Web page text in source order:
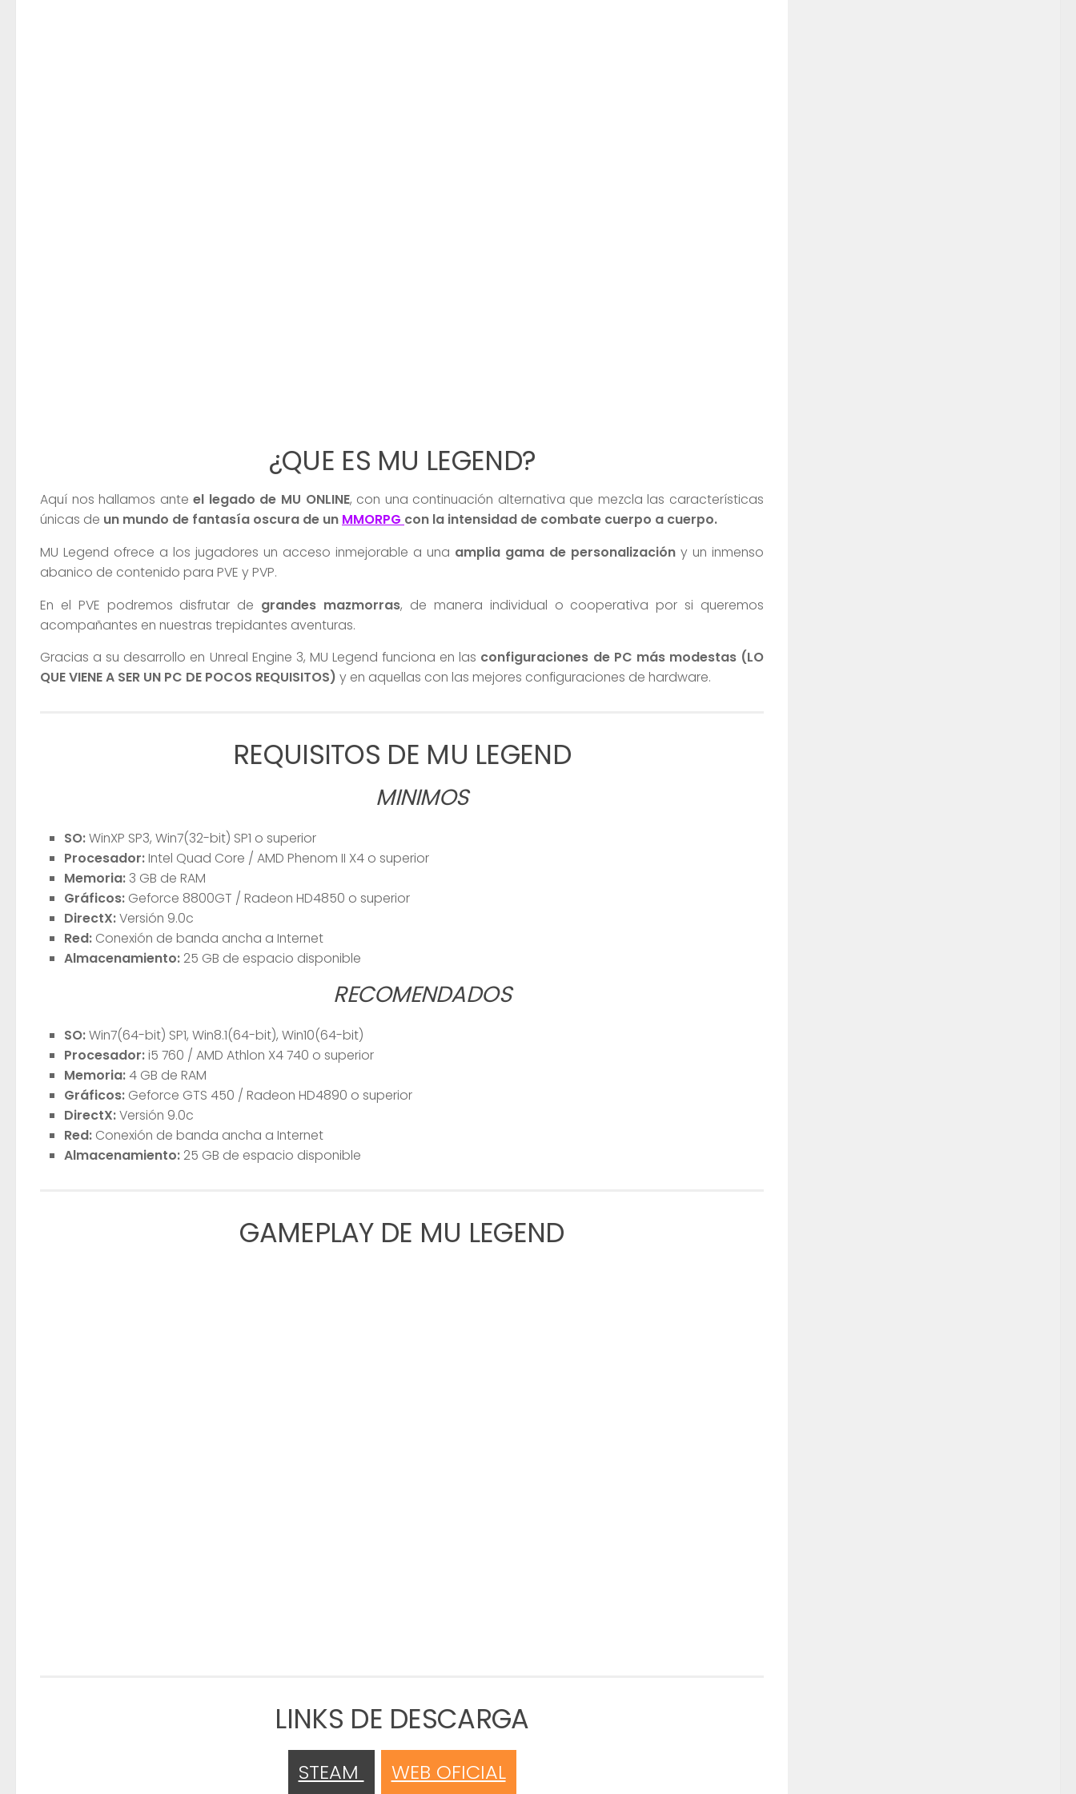
¿QUE ES MU LEGEND?
Aquí nos hallamos ante el legado de MU ONLINE, con una continuación alternativa que mezcla las características
únicas de un mundo de fantasía oscura de un MMORPG con la intensidad de combate cuerpo a cuerpo.
MU Legend ofrece a los jugadores un acceso inmejorable a una amplia gama de personalización y un inmenso
abanico de contenido para PVE y PVP.
En el PVE podremos disfrutar de grandes mazmorras, de manera individual o cooperativa por si queremos
acompañantes en nuestras trepidantes aventuras.
Gracias a su desarrollo en Unreal Engine 3, MU Legend funciona en las configuraciones de PC más modestas (LO
QUE VIENE A SER UN PC DE POCOS REQUISITOS) y en aquellas con las mejores configuraciones de hardware.
REQUISITOS DE MU LEGEND
MINIMOS
SO:WinXP SP3, Win7(32-bit) SP1 o superior
Procesador:Intel Quad Core / AMD Phenom II X4 o superior
Memoria: 3 GB de RAM
Gráficos: Geforce 8800GT / Radeon HD4850 o superior
DirectX:Versión 9.0c
Red: Conexión de banda ancha a Internet
Almacenamiento: 25 GB de espacio disponible
RECOMENDADOS
SO:Win7(64-bit) SP1, Win8.1(64-bit), Win10(64-bit)
Procesador:i5 760 / AMD Athlon X4 740 o superior
Memoria: 4 GB de RAM
Gráficos: Geforce GTS 450 / Radeon HD4890 o superior
DirectX:Versión 9.0c
Red: Conexión de banda ancha a Internet
Almacenamiento: 25 GB de espacio disponible
GAMEPLAY DE MU LEGEND
LINKS DE DESCARGA
STEAM WEB OFICIAL